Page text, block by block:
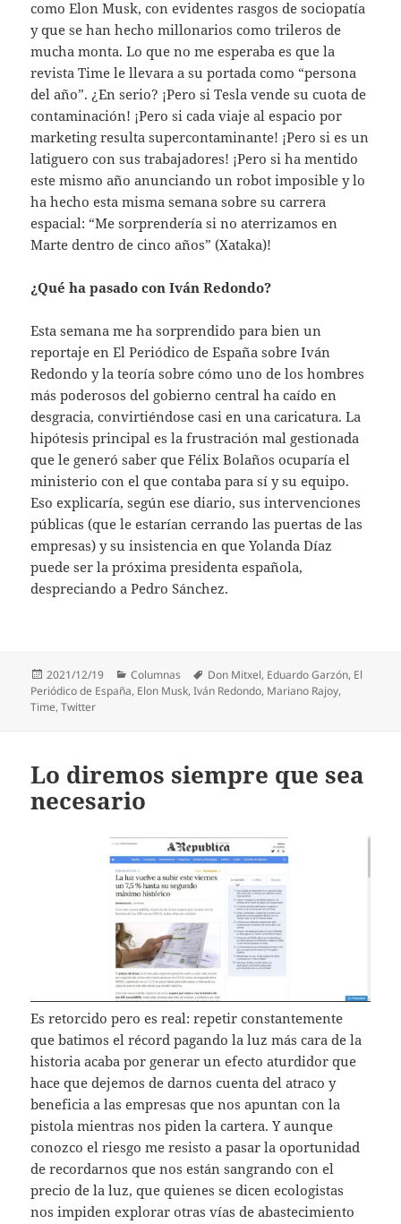
como Elon Musk, con evidentes rasgos de sociopatía
y que se han hecho millonarios como trileros de
mucha monta. Lo que no me esperaba es que la
revista Time le llevara a su portada como “persona
del año”. ¿En serio? ¡Pero si Tesla vende su cuota de
contaminación! ¡Pero si cada viaje al espacio por
marketing resulta supercontaminante! ¡Pero si es un
latiguero con sus trabajadores! ¡Pero si ha mentido
este mismo año anunciando un robot imposible y lo
ha hecho esta misma semana sobre su carrera
espacial: “Me sorprendería si no aterrizamos en
Marte dentro de cinco años” (Xataka)!
¿Qué ha pasado con Iván Redondo?
Esta semana me ha sorprendido para bien un
reportaje en El Periódico de España sobre Iván
Redondo y la teoría sobre cómo uno de los hombres
más poderosos del gobierno central ha caído en
desgracia, convirtiéndose casi en una caricatura. La
hipótesis principal es la frustración mal gestionada
que le generó saber que Félix Bolaños ocuparía el
ministerio con el que contaba para sí y su equipo.
Eso explicaría, según ese diario, sus intervenciones
públicas (que le estarían cerrando las puertas de las
empresas) y su insistencia en que Yolanda Díaz
puede ser la próxima presidenta española,
despreciando a Pedro Sánchez.
Publicado
el
2021/12/19 Categorías
Columnas Etiquetas
Don Mitxel, Eduardo Garzón, El
Periódico de España, Elon Musk,Iván Redondo, Mariano Rajoy,
Time,Twitter
Lo diremos siempre que sea
necesario
Es retorcido pero es real: repetir constantemente
que batimos el récord pagando la luz más cara de la
historia acaba por generar un efecto aturdidor que
hace que dejemos de darnos cuenta del atraco y
beneficia a las empresas que nos apuntan con la
pistola mientras nos piden la cartera. Y aunque
conozco el riesgo me resisto a pasar la oportunidad
de recordarnos que nos están sangrando con el
precio de la luz, que quienes se dicen ecologistas
nos impiden explorar otras vías de abastecimiento